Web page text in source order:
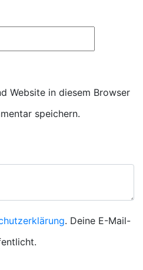
Website in diesem Browser
speichern.
. Deine E-Mail-